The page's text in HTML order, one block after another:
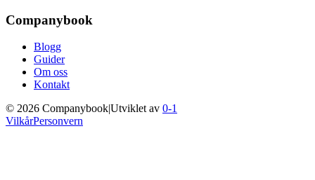
Companybook
Blogg
Guider
Om oss
Kontakt
© 2026 CompanybookUtviklet av 0-1
VilkårPersonvern